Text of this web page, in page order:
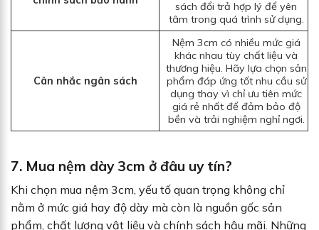
sách đổi trả hợp lý để yên
tâm trong quá trình sử dụng.
Cân nhắc ngân sách
Nệm 3cm có nhiều mức giá
khác nhau tùy chất liệu và
thương hiệu. Hãy lựa chọn sản
phẩm đáp ứng tốt nhu cầu sử
dụng thay vì chỉ ưu tiên mức
giá rẻ nhất để đảm bảo độ
bền và trải nghiệm nghỉ ngơi.
7. Mua nệm dày 3cm ở đâu uy tín?
Khi chọn mua nệm 3cm, yếu tố quan trọng không chỉ
nằm ở mức giá hay độ dày mà còn là nguồn gốc sản
phẩm, chất lượng vật liệu và chính sách hậu mãi. Những